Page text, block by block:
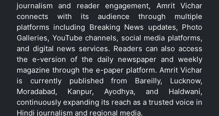
journalism and reader engagement, Amrit Vichar
connects with its audience through multiple
platforms including Breaking News updates, Photo
Galleries, YouTube channels, social media platforms,
and digital news services. Readers can also access
the e-version of the daily newspaper and weekly
magazine through the e-paper platform. Amrit Vichar
is currently published from Bareilly, Lucknow,
Moradabad, Kanpur, Ayodhya, and Haldwani,
continuously expanding its reach as a trusted voice in
Hindi journalism and regional media.